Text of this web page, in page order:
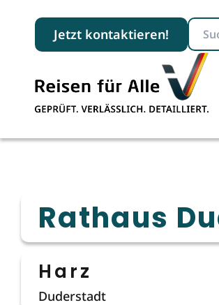
Jetzt kontaktieren!
Rathaus
Harz
Duderstadt